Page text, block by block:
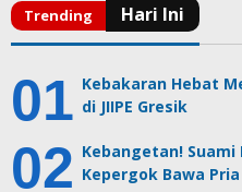
Kebakaran Hebat
di JIIPE Gresik
Kebangetan!
Kepergok Bawa